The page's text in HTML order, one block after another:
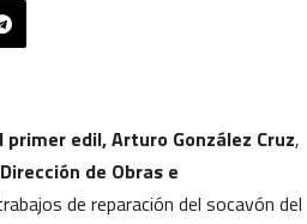
edil, Arturo González Cruz,
Dirección de Obras e
de reparación del socavón del